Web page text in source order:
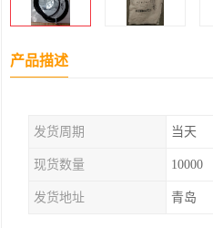
产品描述
发货周期 当天
现货数量 10000
发货地址 青岛